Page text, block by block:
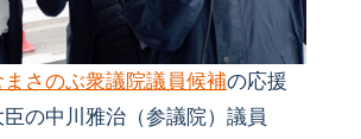
まさのぶ衆議院議員候補の応援
の中川雅治（参議院）議員